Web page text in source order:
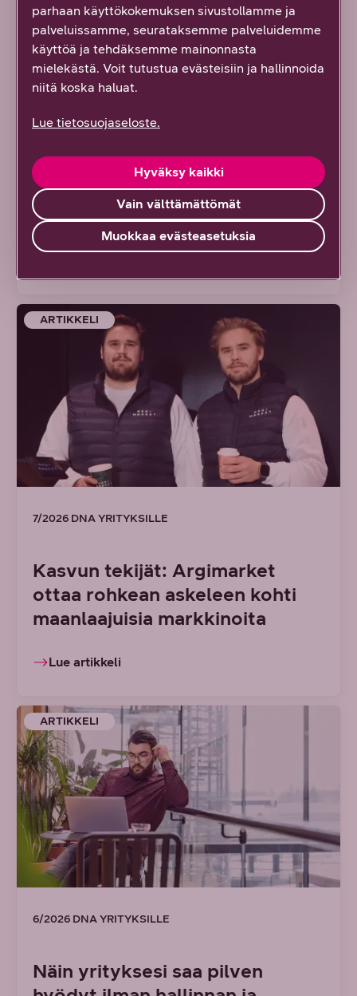
7/2026 DNA YRITYKSILLE
Uusi tapa hallinnoida suuria
lähiverkkoja: DNA Managed
ainutlaatuisen ratkaisun
monimutkaisten
verkkoympäristöjen haasteisiin
ARTIKKELI
7/2026 DNA YRITYKSILLE
Kasvun tekijät: Argimarket
ottaa rohkean askeleen kohti
maanlaajuisia markkinoita
Lue artikkeli
ARTIKKELI
6/2026 DNA YRITYKSILLE
Näin yrityksesi saa pilven
parhaan käyttökokemuksen sivustollamme ja
palveluissamme, seurataksemme palveluidemme
käyttöä ja tehdäksemme mainonnasta
mielekästä. Voit tutustua evästeisiin ja hallinnoida
niitä koska haluat.
Lue tietosuojaseloste.
Vain välttämättömät
Hyväksy kaikki
Muokkaa evästeasetuksia